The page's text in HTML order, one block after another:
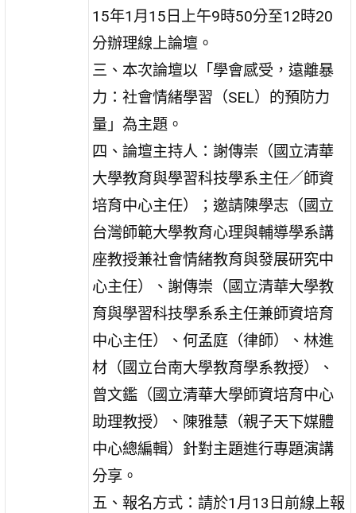
15年1月15日上午9時50分至12時20
分辦理線上論壇。
三、本次論壇以「學會感受，遠離暴
力：社會情緒學習（SEL）的預防力
量」為主題。
四、論壇主持人：謝傳崇（國立清華
大學教育與學習科技學系主任／師資
培育中心主任）；邀請陳學志（國立
台灣師範大學教育心理與輔導學系講
座教授兼社會情緒教育與發展研究中
心主任）、謝傳崇（國立清華大學教
育與學習科技學系系主任兼師資培育
中心主任）、何孟庭（律師）、林進
材（國立台南大學教育學系教授）、
曾文鑑（國立清華大學師資培育中心
助理教授）、陳雅慧（親子天下媒體
中心總編輯）針對主題進行專題演講
分享。
五、報名方式：請於1月13日前線上報